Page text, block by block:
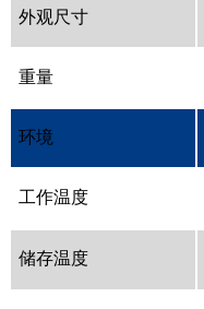
外观尺寸
重量
环境
工作温度
储存温度